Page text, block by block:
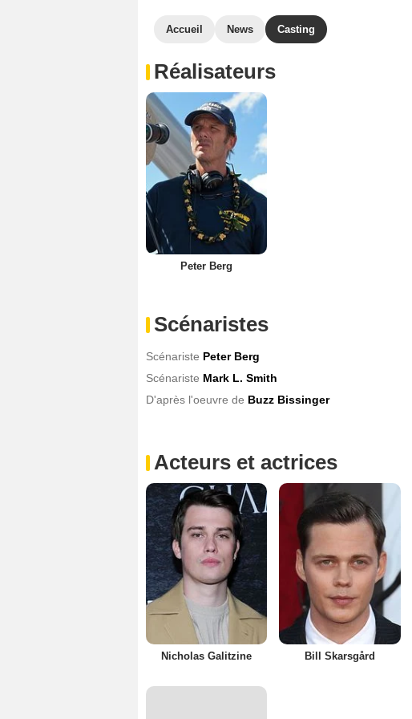
Accueil News Casting
Réalisateurs
Peter Berg
Scénaristes
Scénariste Peter Berg
Scénariste Mark L. Smith
D'après l'oeuvre de Buzz Bissinger
Acteurs et actrices
Nicholas Galitzine Bill Skarsgård